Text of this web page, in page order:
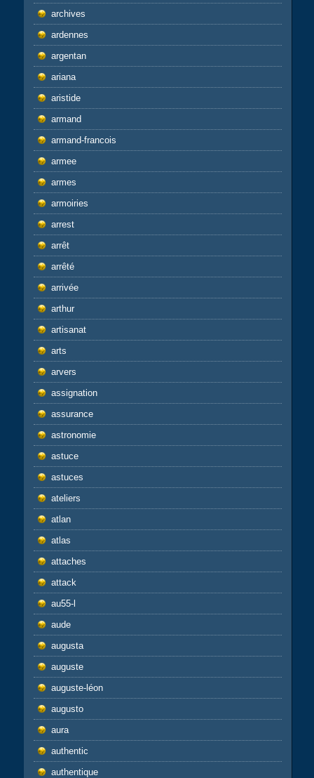
archives
ardennes
argentan
ariana
aristide
armand
armand-francois
armee
armes
armoiries
arrest
arrêt
arrêté
arrivée
arthur
artisanat
arts
arvers
assignation
assurance
astronomie
astuce
astuces
ateliers
atlan
atlas
attaches
attack
au55-l
aude
augusta
auguste
auguste-léon
augusto
aura
authentic
authentique